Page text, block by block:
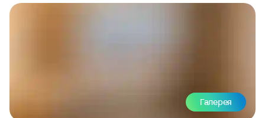
Галерея